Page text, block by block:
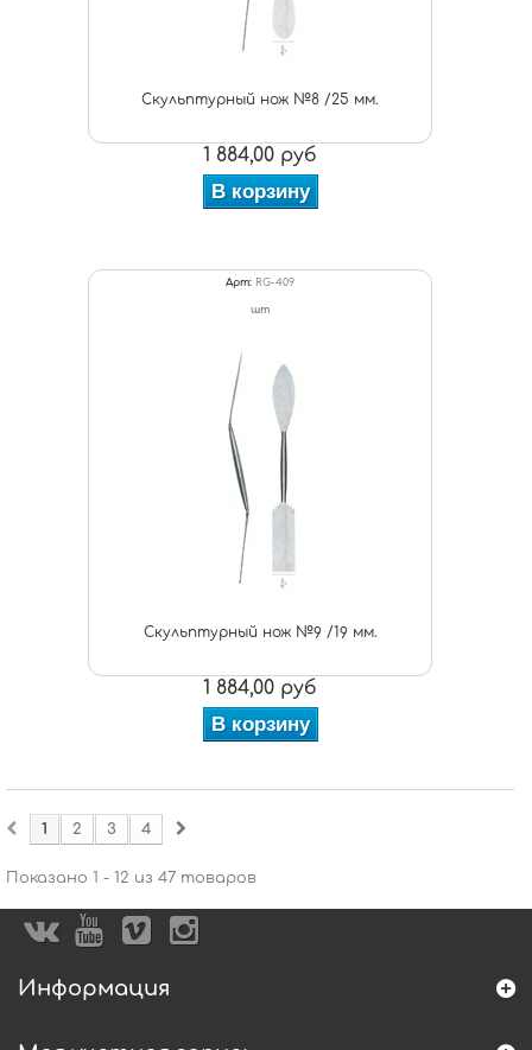
Скульптурный нож №8 /25 мм.
1 884,00 руб
В корзину
Арт: RG-409
шт
Скульптурный нож №9 /19 мм.
1 884,00 руб
В корзину
1 2 3 4
Показано 1 - 12 из 47 товаров
Информация